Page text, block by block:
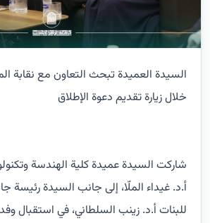
السيدة العميدة تبحث التعاون مع نقابة
خلال زيارة تقديم دعوة الإطلاق
شاركت السيدة عميدة كلية الهندسة
أ.د. غيداء الملّا، إلى جانب السيدة رئيسة
للبنات أ.د. زينب السلطاني، في استقبال